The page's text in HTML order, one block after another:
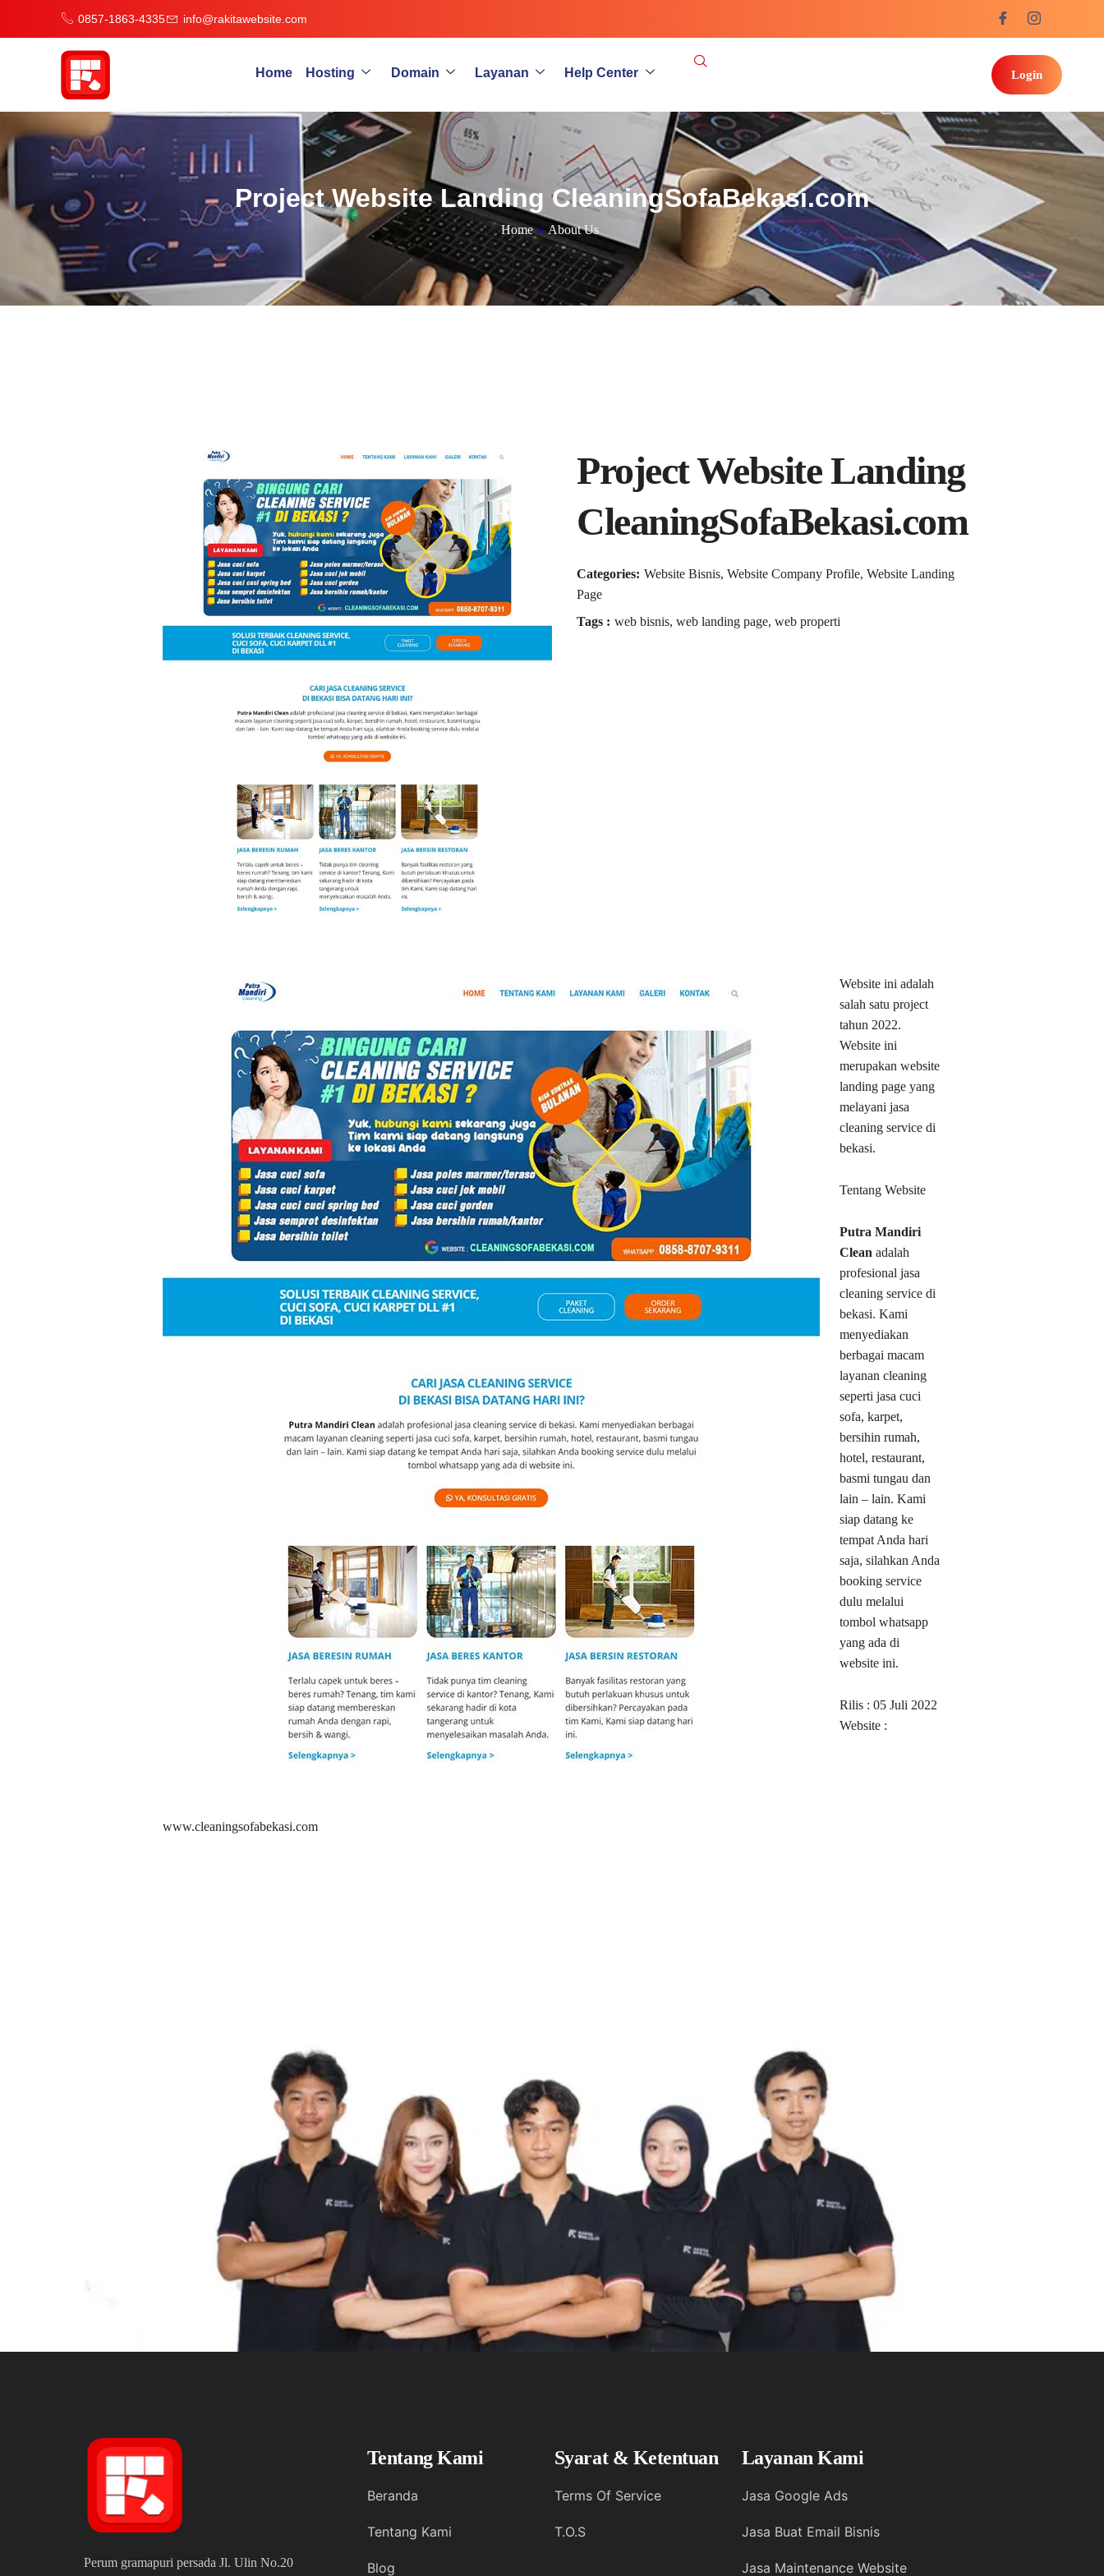
0857-1863-4335 info@rakitawebsite.com
Home Hosting Domain Layanan Help Center Login
Project Website Landing CleaningSofaBekasi.com
Home » About Us
Project Website Landing
CleaningSofaBekasi.com
Categories: Website Bisnis, Website Company Profile, Website Landing
Page
Tags : web bisnis, web landing page, web properti
Website ini adalah
salah satu project
tahun 2022.
Website ini
merupakan website
landing page yang
melayani jasa
cleaning service di
bekasi.
Tentang Website
Putra Mandiri
Clean adalah
profesional jasa
cleaning service di
bekasi. Kami
menyediakan
berbagai macam
layanan cleaning
seperti jasa cuci
sofa, karpet,
bersihin rumah,
hotel, restaurant,
basmi tungau dan
lain – lain. Kami
siap datang ke
tempat Anda hari
saja, silahkan Anda
booking service
dulu melalui
tombol whatsapp
yang ada di
website ini.
Rilis : 05 Juli 2022
Website :
www.cleaningsofabekasi.com
Perum gramapuri persada Jl. Ulin No.20
Tentang Kami
Beranda
Tentang Kami
Blog
Syarat & Ketentuan
Terms Of Service
T.O.S
Layanan Kami
Jasa Google Ads
Jasa Buat Email Bisnis
Jasa Maintenance Website